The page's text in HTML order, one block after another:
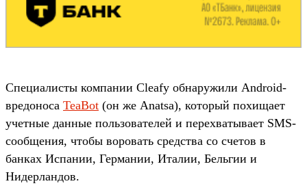
Специалисты компании Cleafy обнаружили Android-
вредоноса TeaBot (он же Anatsa), который похищает
учетные данные пользователей и перехватывает SMS-
сообщения, чтобы воровать средства со счетов в
банках Испании, Германии, Италии, Бельгии и
Нидерландов.